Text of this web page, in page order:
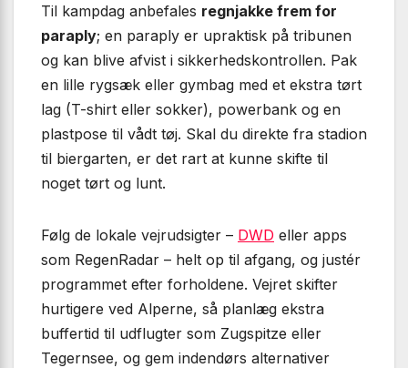
Til kampdag anbefales regnjakke frem for
paraply; en paraply er upraktisk på tribunen
og kan blive afvist i sikkerhedskontrollen. Pak
en lille rygsæk eller gymbag med et ekstra tørt
lag (T-shirt eller sokker), powerbank og en
plastpose til vådt tøj. Skal du direkte fra stadion
til biergarten, er det rart at kunne skifte til
noget tørt og lunt.
Følg de lokale vejrudsigter – DWD eller apps
som RegenRadar – helt op til afgang, og justér
programmet efter forholdene. Vejret skifter
hurtigere ved Alperne, så planlæg ekstra
buffertid til udflugter som Zugspitze eller
Tegernsee, og gem indendørs alternativer